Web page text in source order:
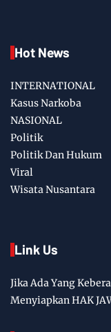
Hot News
INTERNATIONAL
Kasus Narkoba
NASIONAL
Politik
Politik Dan Hukum
Viral
Wisata Nusantara
Link Us
Jika Ada Yang
Menyiapkan HAK